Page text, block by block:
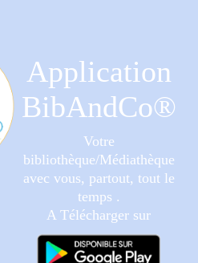
Application
BibAndCo®
Votre
bibliothèque/Médiathèque
avec vous, partout, tout le
temps .
A Télécharger sur